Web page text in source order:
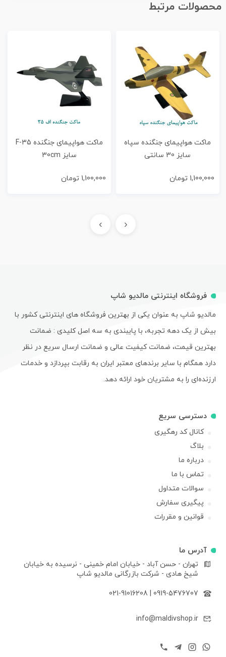
محصولات مرتبط
ماکت هواپیمای جنگنده سپاه
سایز 30 سانتی
1,100,000 تومان
ماکت هواپیمای جنگنده F-35
سایز 30cm
1,100,000 تومان
‹
›
فروشگاه اینترنتی مالدیو شاپ
مالدیو شاپ به عنوان یکی از بهترین فروشگاه های اینترنتی کشور با
بیش از یک دهه تجربه، با پایبندی به سه اصل کلیدی : ضمانت
بهترین قیمت، ضمانت کیفیت عالی و ضمانت ارسال سریع در نظر
دارد همگام با سایر برندهای معتبر ایران به رقابت بپردازد و خدمات
ارزنده‌ای را به مشتریان خود ارائه دهد.
دسترسی سریع
کانال کد رهگیری
بلاگ
درباره ما
تماس با ما
سوالات متداول
پیگیری سفارش
قوانین و مقررات
آدرس ما
تهران - حسن آباد - خیابان امام خمینی - نرسیده به خیابان
شیخ هادی - شرکت بازرگانی مالدیو شاپ
0919-5476707
|
021-91016208
info@maldivshop.ir